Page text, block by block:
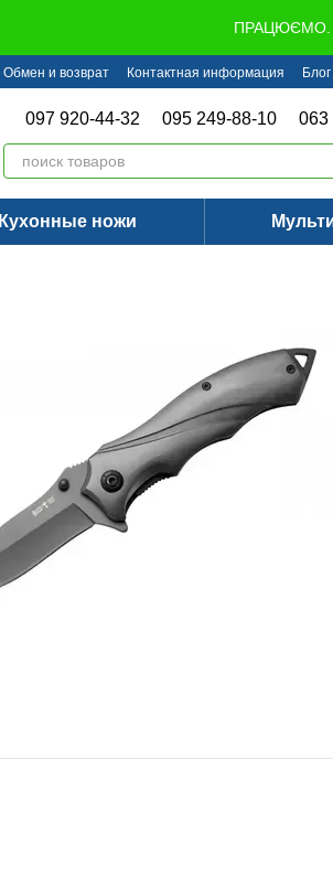
ПРАЦЮЄМО.
Обмен и возврат Контактная информация Блог
097 920-44-32 095 249-88-10 063
Кухонные ножи